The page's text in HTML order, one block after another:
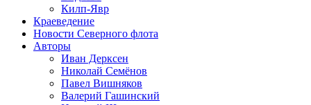
Килп-Явр
Краеведение
Новости Северного флота
Авторы
Иван Дерксен
Николай Семёнов
Павел Вишняков
Валерий Гашинский